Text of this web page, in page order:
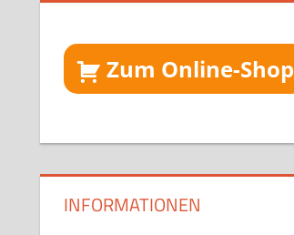
Zum Online-Shop
INFORMATIONEN